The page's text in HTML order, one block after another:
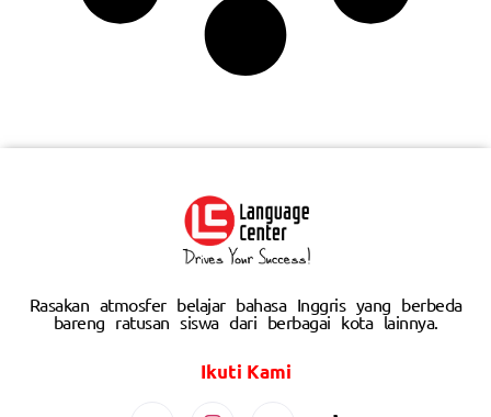
Rasakan atmosfer belajar bahasa Inggris yang berbeda
bareng ratusan siswa dari berbagai kota lainnya.
Ikuti Kami